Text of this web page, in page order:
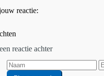
reactie:
reactie achter